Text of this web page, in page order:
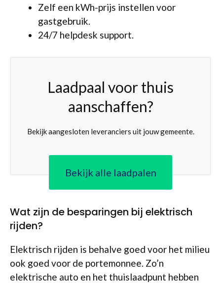
Zelf een kWh-prijs instellen voor
gastgebruik.
24/7 helpdesk support.
Laadpaal voor thuis
aanschaffen?
Bekijk aangesloten leveranciers uit jouw gemeente.
Bekijk alle laadpalen
Wat zijn de besparingen bij elektrisch
rijden?
Elektrisch rijden is behalve goed voor het milieu
ook goed voor de portemonnee. Zo’n
elektrische auto en het thuislaadpunt hebben